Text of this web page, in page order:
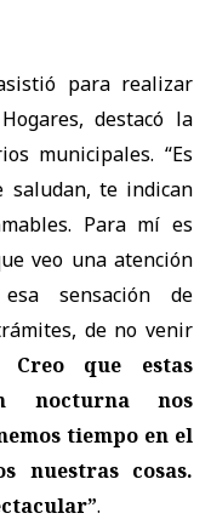
para realizar
destacó la
municipales. “Es
saludan, te indican
Para mí es
veo una atención
sensación de
de no venir
Creo que estas
nocturna nos
tiempo en el
nuestras cosas.
.